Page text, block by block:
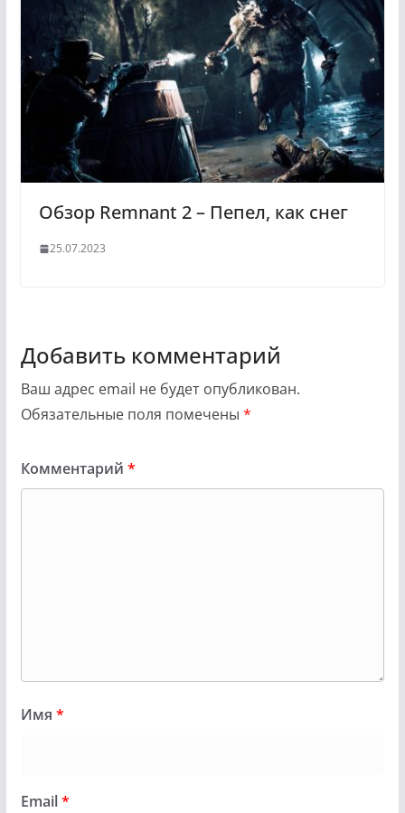
Обзор Remnant 2 – Пепел, как снег
25.07.2023
Добавить комментарий
Ваш адрес email не будет опубликован.
Обязательные поля помечены *
Комментарий *
Имя *
Email*